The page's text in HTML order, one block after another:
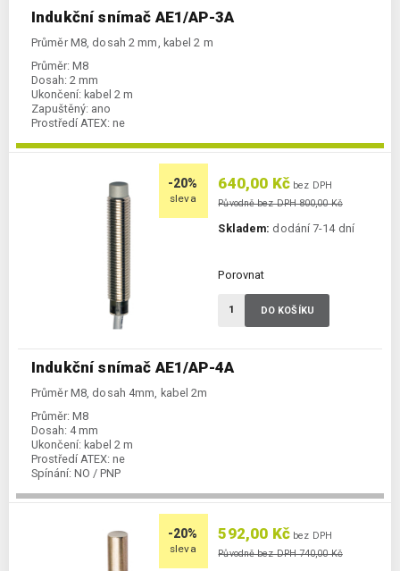
Indukční snímač AE1/AP-3A
Průměr M8, dosah 2 mm, kabel 2 m
Průměr: M8
Dosah: 2 mm
Ukončení: kabel 2 m
Zapuštěný: ano
Prostředí ATEX: ne
-20%
sleva
Indukční snímač AE1/AP-4A
Průměr M8, dosah 4mm, kabel 2m
Průměr: M8
Dosah: 4 mm
Ukončení: kabel 2 m
Prostředí ATEX: ne
Spínání: NO / PNP
640,00 Kč bez DPH
Původně bez DPH 800,00 Kč
Skladem: dodání 7-14 dní
Porovnat
DO KOŠÍKU
-20%
sleva
592,00 Kč bez DPH
Původně bez DPH 740,00 Kč